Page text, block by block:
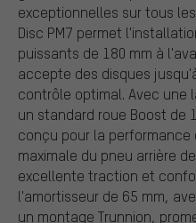
exceptionnelles sur tous
Disc PM7 permet
puissants de 180 mm à
accepte des disques
contrôle optimal. Avec une
un standard roue Boost de
conçu pour la
maximale du pneu arrière
excellente traction et
l'amortisseur de 65 mm,
un montage Trunnion,